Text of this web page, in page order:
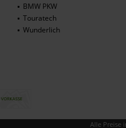
BMW PKW
Touratech
Wunderlich
Alle Preise